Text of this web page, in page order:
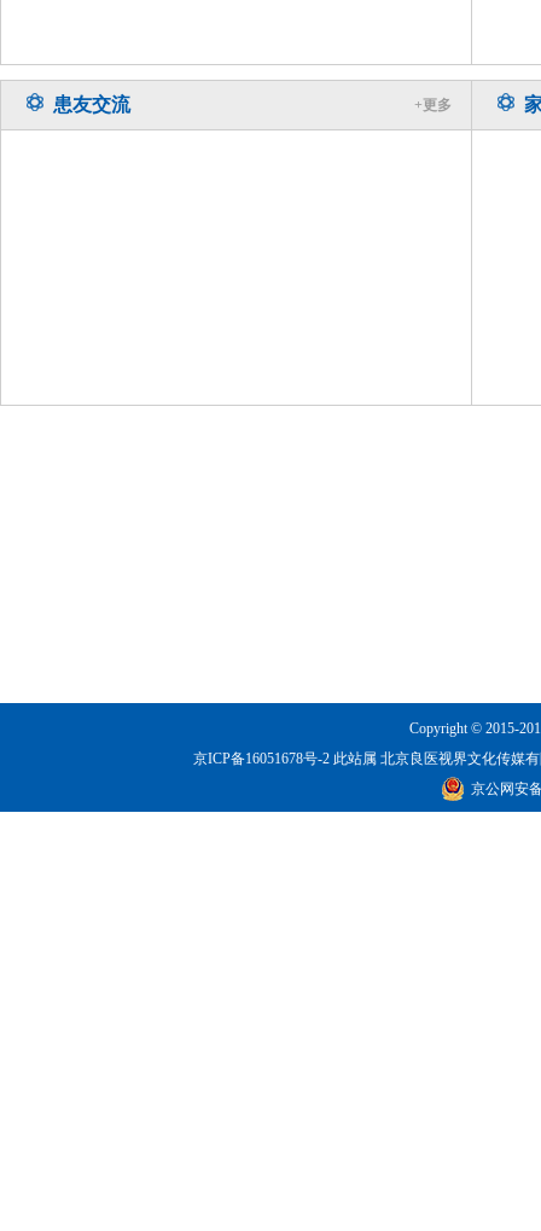
患友交流 +更多
Copyright © 2015-
京ICP备16051678号-2 此站属 北京良医视界文化传媒有
京公网安